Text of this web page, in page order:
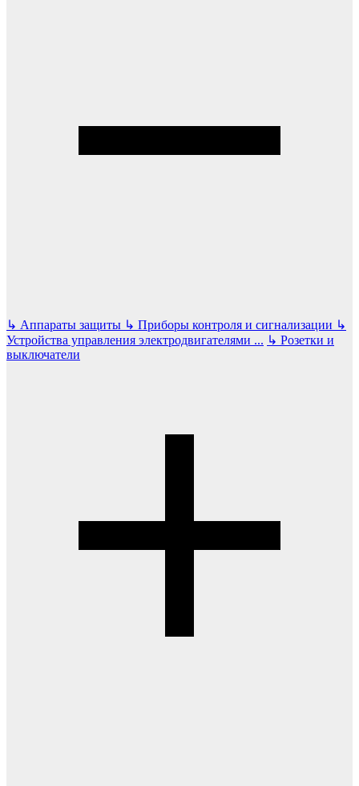
↳ Аппараты защиты ↳ Приборы контроля и сигнализации ↳
Устройства управления электродвигателями ... ↳ Розетки и
выключатели